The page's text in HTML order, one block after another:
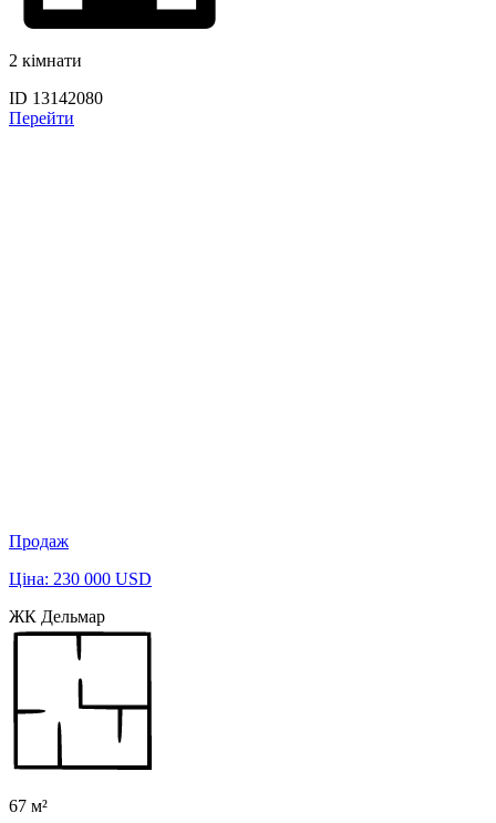
2 кімнати
ID 13142080
Перейти
Продаж
Ціна: 230 000 USD
ЖК Дельмар
67 м²